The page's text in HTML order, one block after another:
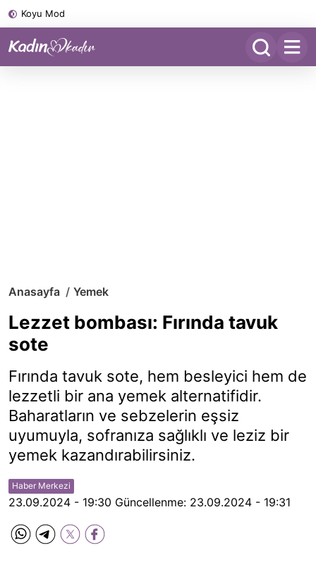
Koyu Mod
Anasayfa Yemek
Lezzet bombası: Fırında tavuk
sote
Fırında tavuk sote, hem besleyici hem de
lezzetli bir ana yemek alternatifidir.
Baharatların ve sebzelerin eşsiz
uyumuyla, sofranıza sağlıklı ve leziz bir
yemek kazandırabilirsiniz.
Haber Merkezi
23.09.2024 - 19:30 Güncellenme: 23.09.2024 - 19:31